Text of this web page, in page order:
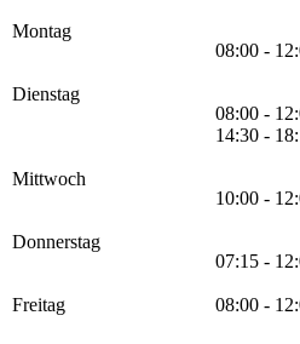
Montag
08:00 -
Dienstag
08:00 -
14:30 -
Mittwoch
10:00 -
Donnerstag
07:15 -
Freitag 08:00 -